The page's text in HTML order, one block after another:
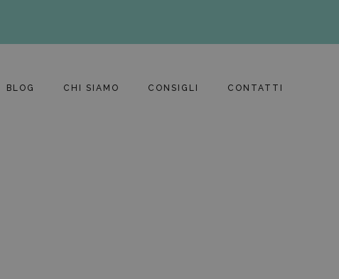
BLOG CHI SIAMO CONSIGLI CONTATTI